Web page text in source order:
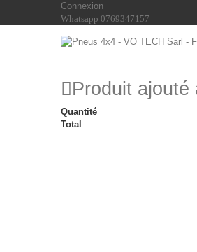
Connexion
Whatsapp 0769347157
Produit
Quantité
Total